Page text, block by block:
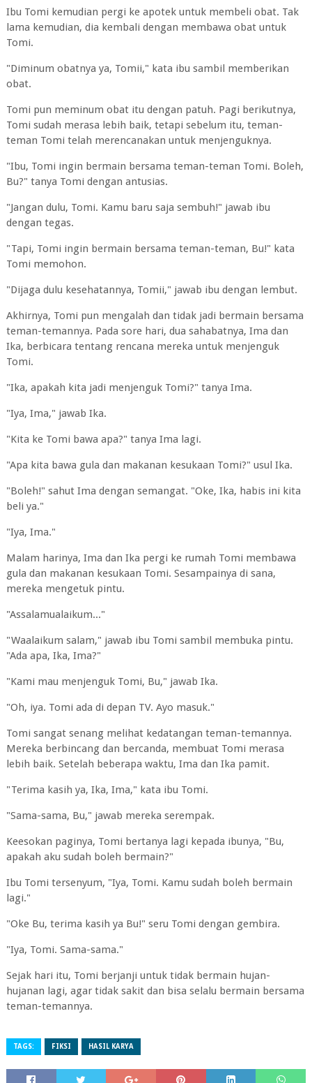
Ibu Tomi kemudian pergi ke apotek untuk membeli obat. Tak
lama kemudian, dia kembali dengan membawa obat untuk
Tomi.
"Diminum obatnya ya, Tomii," kata ibu sambil memberikan
obat.
Tomi pun meminum obat itu dengan patuh. Pagi berikutnya,
Tomi sudah merasa lebih baik, tetapi sebelum itu, teman-
teman Tomi telah merencanakan untuk menjenguknya.
"Ibu, Tomi ingin bermain bersama teman-teman Tomi. Boleh,
Bu?" tanya Tomi dengan antusias.
"Jangan dulu, Tomi. Kamu baru saja sembuh!" jawab ibu
dengan tegas.
"Tapi, Tomi ingin bermain bersama teman-teman, Bu!" kata
Tomi memohon.
"Dijaga dulu kesehatannya, Tomii," jawab ibu dengan lembut.
Akhirnya, Tomi pun mengalah dan tidak jadi bermain bersama
teman-temannya. Pada sore hari, dua sahabatnya, Ima dan
Ika, berbicara tentang rencana mereka untuk menjenguk
Tomi.
"Ika, apakah kita jadi menjenguk Tomi?" tanya Ima.
"Iya, Ima," jawab Ika.
"Kita ke Tomi bawa apa?" tanya Ima lagi.
"Apa kita bawa gula dan makanan kesukaan Tomi?" usul Ika.
"Boleh!" sahut Ima dengan semangat. "Oke, Ika, habis ini kita
beli ya."
"Iya, Ima."
Malam harinya, Ima dan Ika pergi ke rumah Tomi membawa
gula dan makanan kesukaan Tomi. Sesampainya di sana,
mereka mengetuk pintu.
"Assalamualaikum..."
"Waalaikum salam," jawab ibu Tomi sambil membuka pintu.
"Ada apa, Ika, Ima?"
"Kami mau menjenguk Tomi, Bu," jawab Ika.
"Oh, iya. Tomi ada di depan TV. Ayo masuk."
Tomi sangat senang melihat kedatangan teman-temannya.
Mereka berbincang dan bercanda, membuat Tomi merasa
lebih baik. Setelah beberapa waktu, Ima dan Ika pamit.
"Terima kasih ya, Ika, Ima," kata ibu Tomi.
"Sama-sama, Bu," jawab mereka serempak.
Keesokan paginya, Tomi bertanya lagi kepada ibunya, "Bu,
apakah aku sudah boleh bermain?"
Ibu Tomi tersenyum, "Iya, Tomi. Kamu sudah boleh bermain
lagi."
"Oke Bu, terima kasih ya Bu!" seru Tomi dengan gembira.
"Iya, Tomi. Sama-sama."
Sejak hari itu, Tomi berjanji untuk tidak bermain hujan-
hujanan lagi, agar tidak sakit dan bisa selalu bermain bersama
teman-temannya.
TAGS: FIKSI HASIL KARYA